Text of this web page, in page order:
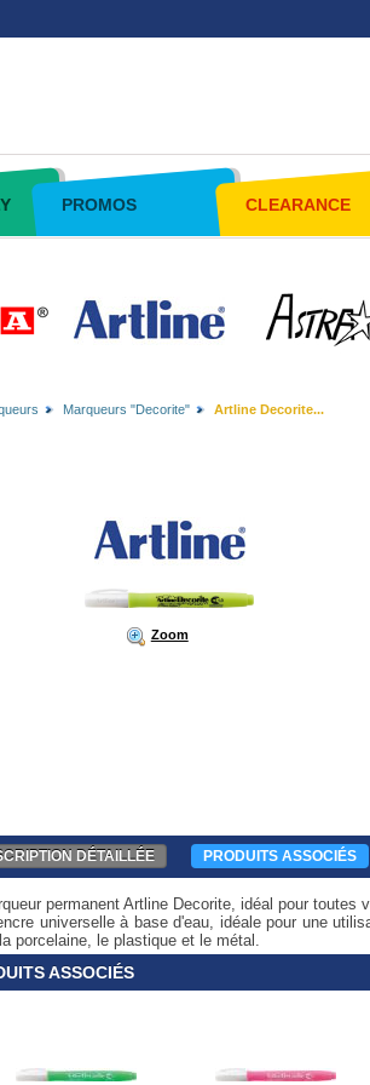
PROMOS CLEARANCE
Marqueurs "Decorite" Artline Decorite...
Zoom
DÉTAILLÉE PRODUITS ASSOCIÉS
permanent Artline Decorite, idéal pour
universelle à base d'eau, idéale pour une
porcelaine, le plastique et le métal.
ASSOCIÉS